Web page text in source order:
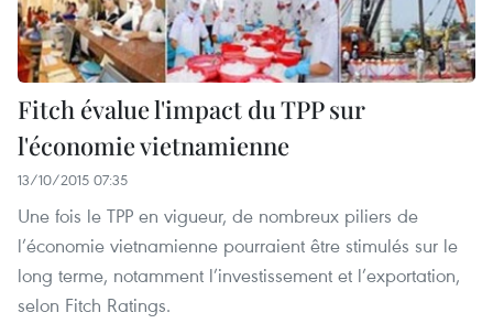
Fitch évalue l'impact du TPP sur
l'économie vietnamienne
13/10/2015 07:35
Une fois le TPP en vigueur, de nombreux piliers de
l’économie vietnamienne pourraient être stimulés sur le
long terme, notamment l’investissement et l’exportation,
selon Fitch Ratings.